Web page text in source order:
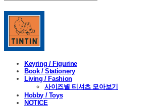
Keyring / Figurine
Book / Stationery
Living / Fashion
사이즈별 티셔츠 모아보기
Hobby / Toys
NOTICE